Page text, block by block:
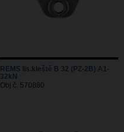
REMS lis.kleště B 32 (PZ-2B) A1-
32kN
Obj.č. 570880